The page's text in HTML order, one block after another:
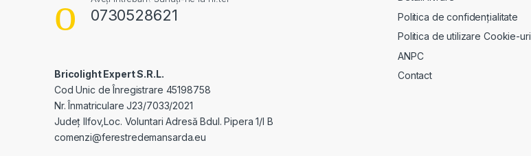
0730528621
Bricolight Expert S.R.L.
Cod Unic de Înregistrare 45198758
Nr. Înmatriculare J23/7033/2021
Judeţ Ilfov,Loc. Voluntari Adresă Bdul. Pipera 1/I B
comenzi@ferestredemansarda.eu
Politica de confidențialitate
Politica de utilizare Cookie-uri
ANPC
Contact